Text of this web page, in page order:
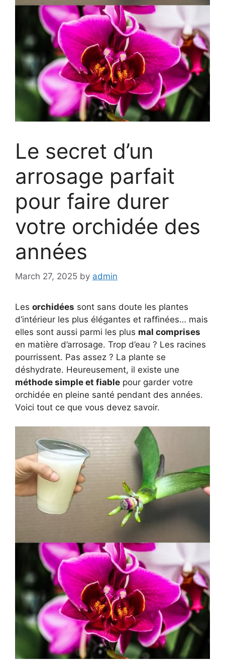
Le secret d’un
arrosage parfait
pour faire durer
votre orchidée des
années
March 27, 2025 by admin
Les orchidées sont sans doute les plantes
d’intérieur les plus élégantes et raffinées… mais
elles sont aussi parmi les plus mal comprises
en matière d’arrosage. Trop d’eau ? Les racines
pourrissent. Pas assez ? La plante se
déshydrate. Heureusement, il existe une
méthode simple et fiable pour garder votre
orchidée en pleine santé pendant des années.
Voici tout ce que vous devez savoir.